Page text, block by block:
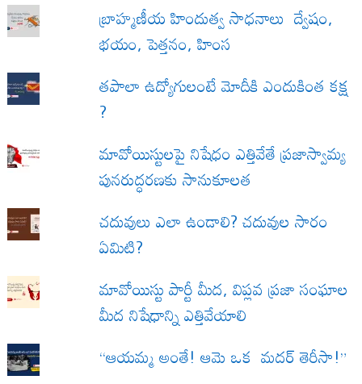
బ్రాహ్మణీయ హిందుత్వ సాధనాలు ద్వేషం,
భయం, పెత్తనం, హింస
త‌పాలా ఉద్యోగులంటే మోదీకి ఎందుకింత కక్ష
?
మావోయిస్టులపై నిషేధం ఎత్తివేతే ప్రజాస్వామ్య
పునరుద్ధరణకు సానుకూలత
చదువులు ఎలా ఉండాలి? చదువుల సారం
ఏమిటి?
మావోయిస్టు పార్టీ మీద, విప్లవ ప్రజా సంఘాల
మీద నిషేధాన్ని ఎత్తివేయాలి
“ఆయమ్మ అంతే! ఆమె ఒక మదర్ తెరీసా!”